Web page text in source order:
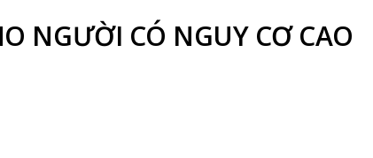
NGƯỜI CÓ NGUY CƠ CAO